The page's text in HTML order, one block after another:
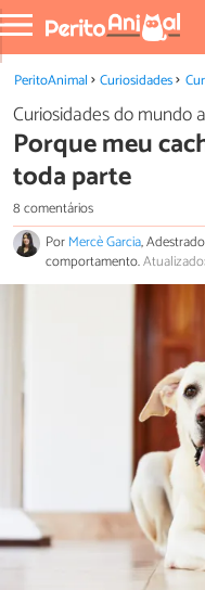
PeritoAnimal Curiosidades
Curiosidades do mundo
Porque meu
toda parte
8 comentários
PorMercè Garcia,
comportamento.